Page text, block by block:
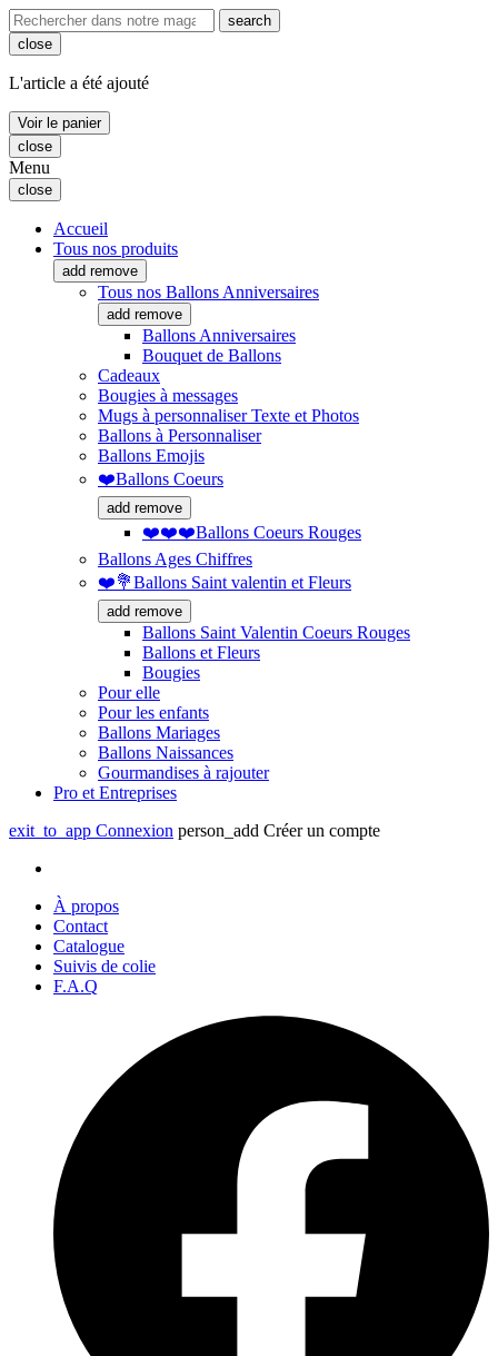
search
close
L'article a été ajouté
Voir le panier
close
Menu
close
Accueil
Tous nos produits
add remove
Tous nos Ballons Anniversaires
add remove
Ballons Anniversaires
Bouquet de Ballons
Cadeaux
Bougies à messages
Mugs à personnaliser Texte et Photos
Ballons à Personnaliser
Ballons Emojis
❤️Ballons Coeurs
add remove
❤️❤️❤️Ballons Coeurs Rouges
Ballons Ages Chiffres
❤️💐Ballons Saint valentin et Fleurs
add remove
Ballons Saint Valentin Coeurs Rouges
Ballons et Fleurs
Bougies
Pour elle
Pour les enfants
Ballons Mariages
Ballons Naissances
Gourmandises à rajouter
Pro et Entreprises
exit_to_app Connexion person_add Créer un compte
À propos
Contact
Catalogue
Suivis de colie
F.A.Q